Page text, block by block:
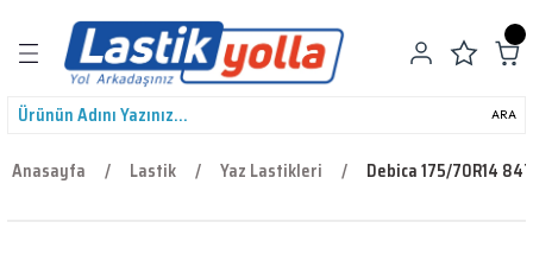
Geri Dön
ARA
Anasayfa Lastik Yaz Lastikleri Debica 175/70R14